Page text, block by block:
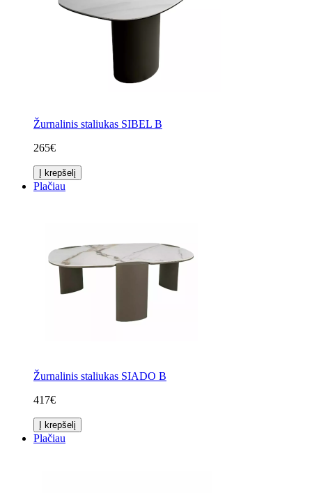
Žurnalinis staliukas SIBEL B
265€
Į krepšelį
Plačiau
Žurnalinis staliukas SIADO B
417€
Į krepšelį
Plačiau